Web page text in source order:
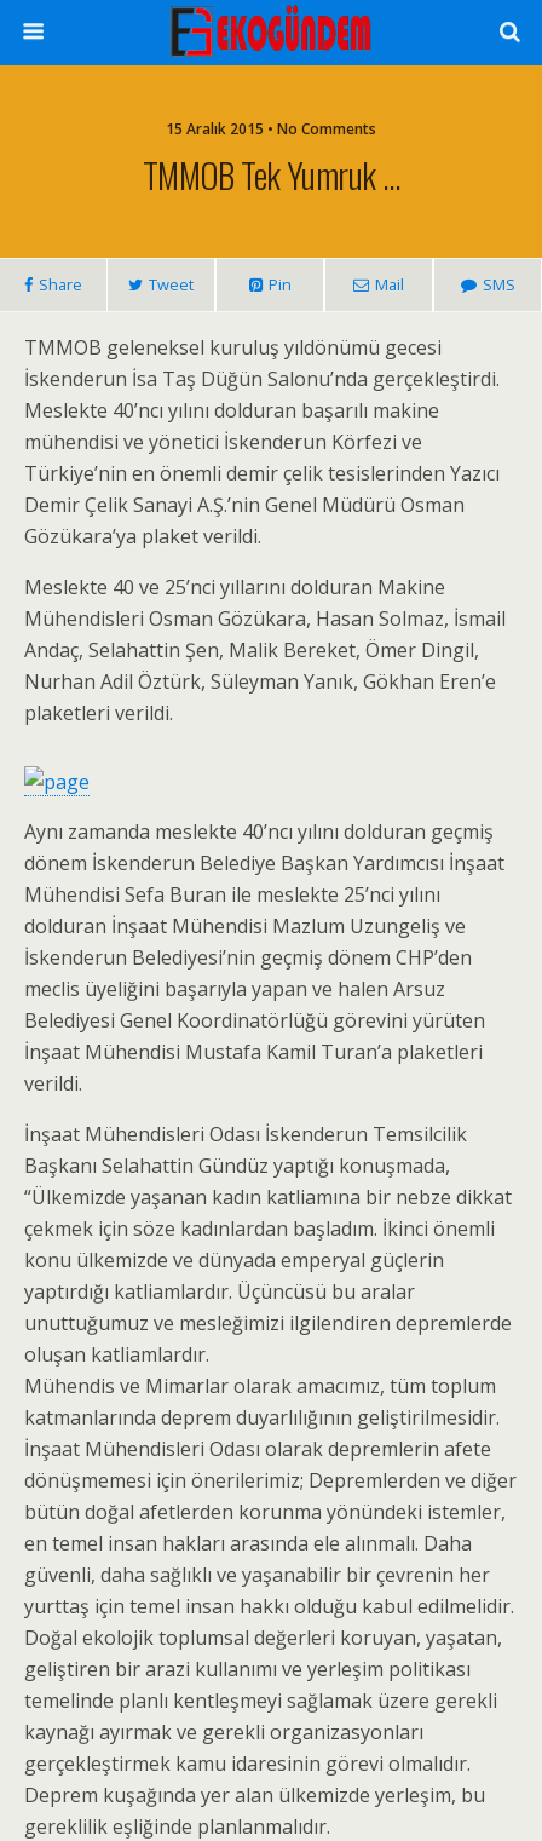
15 Aralık 2015 • No Comments
TMMOB Tek Yumruk …
Share Tweet Pin Mail SMS
TMMOB geleneksel kuruluş yıldönümü gecesi
İskenderun İsa Taş Düğün Salonu’nda gerçekleştirdi.
Meslekte 40’ncı yılını dolduran başarılı makine
mühendisi ve yönetici İskenderun Körfezi ve
Türkiye’nin en önemli demir çelik tesislerinden Yazıcı
Demir Çelik Sanayi A.Ş.’nin Genel Müdürü Osman
Gözükara’ya plaket verildi.
Meslekte 40 ve 25’nci yıllarını dolduran Makine
Mühendisleri Osman Gözükara, Hasan Solmaz, İsmail
Andaç, Selahattin Şen, Malik Bereket, Ömer Dingil,
Nurhan Adil Öztürk, Süleyman Yanık, Gökhan Eren’e
plaketleri verildi.
Aynı zamanda meslekte 40’ncı yılını dolduran geçmiş
dönem İskenderun Belediye Başkan Yardımcısı İnşaat
Mühendisi Sefa Buran ile meslekte 25’nci yılını
dolduran İnşaat Mühendisi Mazlum Uzungeliş ve
İskenderun Belediyesi’nin geçmiş dönem CHP’den
meclis üyeliğini başarıyla yapan ve halen Arsuz
Belediyesi Genel Koordinatörlüğü görevini yürüten
İnşaat Mühendisi Mustafa Kamil Turan’a plaketleri
verildi.
İnşaat Mühendisleri Odası İskenderun Temsilcilik
Başkanı Selahattin Gündüz yaptığı konuşmada,
“Ülkemizde yaşanan kadın katliamına bir nebze dikkat
çekmek için söze kadınlardan başladım. İkinci önemli
konu ülkemizde ve dünyada emperyal güçlerin
yaptırdığı katliamlardır. Üçüncüsü bu aralar
unuttuğumuz ve mesleğimizi ilgilendiren depremlerde
oluşan katliamlardır.
Mühendis ve Mimarlar olarak amacımız, tüm toplum
katmanlarında deprem duyarlılığının geliştirilmesidir.
İnşaat Mühendisleri Odası olarak depremlerin afete
dönüşmemesi için önerilerimiz; Depremlerden ve diğer
bütün doğal afetlerden korunma yönündeki istemler,
en temel insan hakları arasında ele alınmalı. Daha
güvenli, daha sağlıklı ve yaşanabilir bir çevrenin her
yurttaş için temel insan hakkı olduğu kabul edilmelidir.
Doğal ekolojik toplumsal değerleri koruyan, yaşatan,
geliştiren bir arazi kullanımı ve yerleşim politikası
temelinde planlı kentleşmeyi sağlamak üzere gerekli
kaynağı ayırmak ve gerekli organizasyonları
gerçekleştirmek kamu idaresinin görevi olmalıdır.
Deprem kuşağında yer alan ülkemizde yerleşim, bu
gereklilik eşliğinde planlanmalıdır.